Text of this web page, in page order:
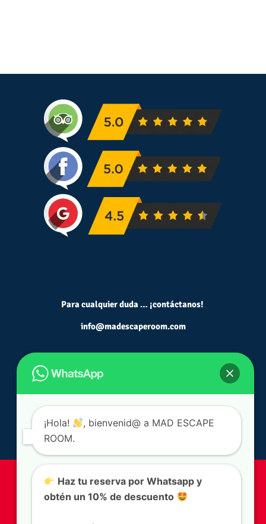
Para cualquier duda … ¡contáctanos!
info@madescaperoom.com
Condiciones legales | Escapes Rooms Madrid |Actividades
de Teambuilding Madrid
Escapes Games Madrid
de Escape en Madrid| Escapismo Madrid
¡Hola!
, bienvenid@ a MAD ESCAPE
ROOM.
Haz tu reserva por Whatsapp y
obtén un 10% de descuento